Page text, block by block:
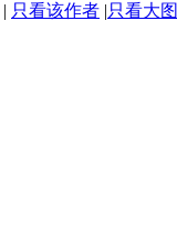
| 只看该作者 |只看大图